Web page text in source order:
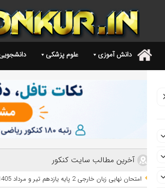
. دانش آموزی علوم پزشکی
آخرین مطالب سایت کنکور
امتحان نهایی زبان خارجی 2 پایه یازدهم تیر و مرداد 1405 + فایل صوتی